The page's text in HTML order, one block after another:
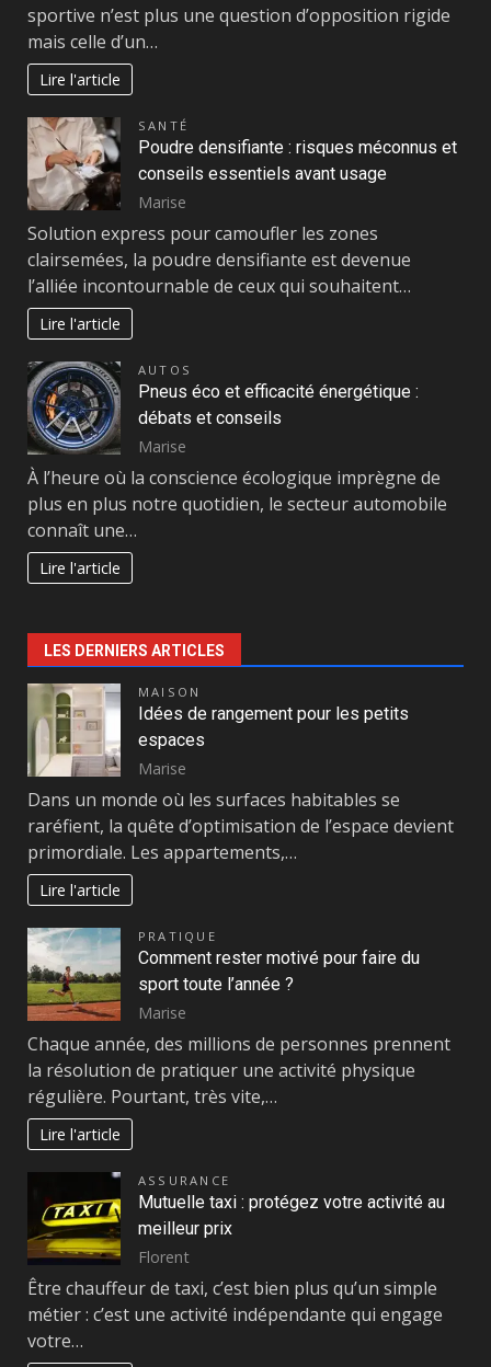
sportive n’est plus une question d’opposition rigide
mais celle d’un…
Lire l'article
SANTÉ
Poudre densifiante : risques méconnus et
conseils essentiels avant usage
Marise
Solution express pour camoufler les zones
clairsemées, la poudre densifiante est devenue
l’alliée incontournable de ceux qui souhaitent…
Lire l'article
AUTOS
Pneus éco et efficacité énergétique :
débats et conseils
Marise
À l’heure où la conscience écologique imprègne de
plus en plus notre quotidien, le secteur automobile
connaît une…
Lire l'article
LES DERNIERS ARTICLES
MAISON
Idées de rangement pour les petits
espaces
Marise
Dans un monde où les surfaces habitables se
raréfient, la quête d’optimisation de l’espace devient
primordiale. Les appartements,…
Lire l'article
PRATIQUE
Comment rester motivé pour faire du
sport toute l’année ?
Marise
Chaque année, des millions de personnes prennent
la résolution de pratiquer une activité physique
régulière. Pourtant, très vite,…
Lire l'article
ASSURANCE
Mutuelle taxi : protégez votre activité au
meilleur prix
Florent
Être chauffeur de taxi, c’est bien plus qu’un simple
métier : c’est une activité indépendante qui engage
votre…